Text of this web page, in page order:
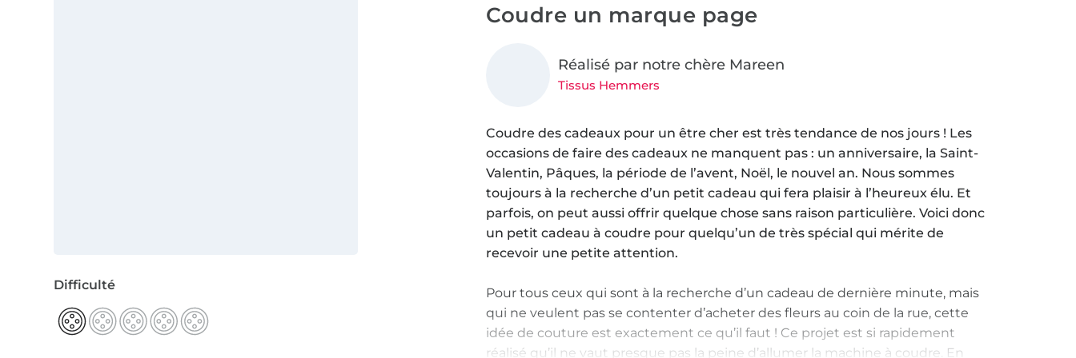
Difficulté
Coudre un marque page
Réalisé par notre chère Mareen
Tissus Hemmers
Coudre des cadeaux pour un être cher est très tendance de nos jours ! Les
occasions de faire des cadeaux ne manquent pas : un anniversaire, la Saint-
Valentin, Pâques, la période de l’avent, Noël, le nouvel an. Nous sommes
toujours à la recherche d’un petit cadeau qui fera plaisir à l’heureux élu. Et
parfois, on peut aussi offrir quelque chose sans raison particulière. Voici donc
un petit cadeau à coudre pour quelqu’un de très spécial qui mérite de
recevoir une petite attention.
Pour tous ceux qui sont à la recherche d’un cadeau de dernière minute, mais
qui ne veulent pas se contenter d’acheter des fleurs au coin de la rue, cette
idée de couture est exactement ce qu’il faut ! Ce projet est si rapidement
réalisé qu’il ne vaut presque pas la peine d’allumer la machine à coudre. En